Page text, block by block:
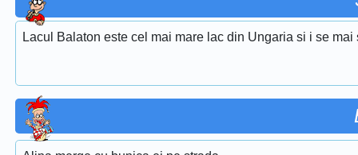
Lacul Balaton este cel mai mare lac din Ungaria si i se